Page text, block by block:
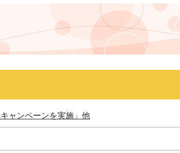
ャンペーンを実施」他